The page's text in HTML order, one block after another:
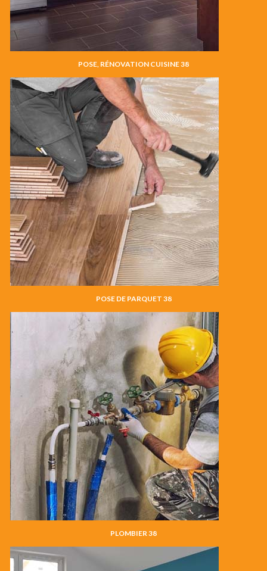
POSE, RÉNOVATION CUISINE 38
POSE DE PARQUET 38
PLOMBIER 38